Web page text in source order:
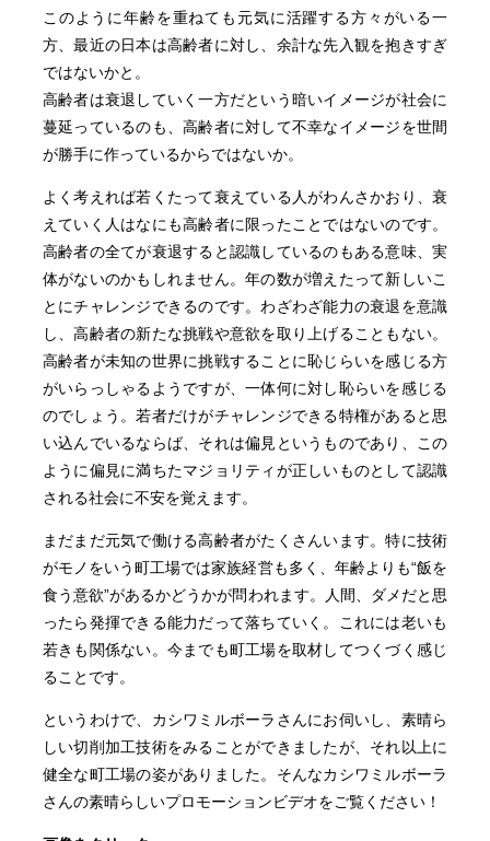
このように年齢を重ねても元気に活躍する方々がいる一
方、最近の日本は高齢者に対し、余計な先入観を抱きすぎ
ではないかと。
高齢者は衰退していく一方だという暗いイメージが社会に
蔓延っているのも、高齢者に対して不幸なイメージを世間
が勝手に作っているからではないか。
よく考えれば若くたって衰えている人がわんさかおり、衰
えていく人はなにも高齢者に限ったことではないのです。
高齢者の全てが衰退すると認識しているのもある意味、実
体がないのかもしれません。年の数が増えたって新しいこ
とにチャレンジできるのです。わざわざ能力の衰退を意識
し、高齢者の新たな挑戦や意欲を取り上げることもない。
高齢者が未知の世界に挑戦することに恥じらいを感じる方
がいらっしゃるようですが、一体何に対し恥らいを感じる
のでしょう。若者だけがチャレンジできる特権があると思
い込んでいるならば、それは偏見というものであり、この
ように偏見に満ちたマジョリティが正しいものとして認識
される社会に不安を覚えます。
まだまだ元気で働ける高齢者がたくさんいます。特に技術
がモノをいう町工場では家族経営も多く、年齢よりも“飯を
食う意欲”があるかどうかが問われます。人間、ダメだと思
ったら発揮できる能力だって落ちていく。これには老いも
若きも関係ない。今までも町工場を取材してつくづく感じ
ることです。
というわけで、カシワミルボーラさんにお伺いし、素晴ら
しい切削加工技術をみることができましたが、それ以上に
健全な町工場の姿がありました。そんなカシワミルボーラ
さんの素晴らしいプロモーションビデオをご覧ください！